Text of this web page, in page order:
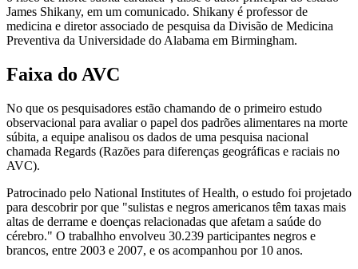
James Shikany, em um comunicado. Shikany é professor de
medicina e diretor associado de pesquisa da Divisão de Medicina
Preventiva da Universidade do Alabama em Birmingham.
Faixa do AVC
No que os pesquisadores estão chamando de o primeiro estudo
observacional para avaliar o papel dos padrões alimentares na morte
súbita, a equipe analisou os dados de uma pesquisa nacional
chamada Regards (Razões para diferenças geográficas e raciais no
AVC).
Patrocinado pelo National Institutes of Health, o estudo foi projetado
para descobrir por que "sulistas e negros americanos têm taxas mais
altas de derrame e doenças relacionadas que afetam a saúde do
cérebro." O trabalhho envolveu 30.239 participantes negros e
brancos, entre 2003 e 2007, e os acompanhou por 10 anos.